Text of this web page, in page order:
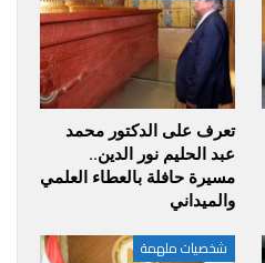
تعرف على الدكتور محمد
عبد الحليم نور الدين..
مسيرة حافلة بالعطاء العلمي
والميداني
شخصيات ملهمة